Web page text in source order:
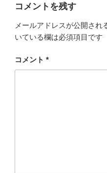
コメントを残す
メールアドレスが公開され
いている欄は必須項目です
コメント *